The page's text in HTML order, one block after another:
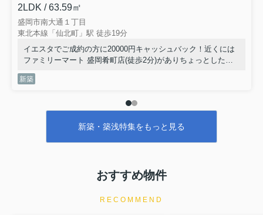
2LDK / 63.59㎡
盛岡市南大通１丁目
東北本線「仙北町」駅 徒歩19分
イエスタでご成約の方に20000円キャッシュバック！近くには
ファミリーマート 盛岡肴町店(徒歩2分)がありちょっとした買
い物に便利です♪今なら駐車場に空きあり、お車をお持ちの方
に♪気になるイチオシ物件情報：「(仮称)D-ROOM南大通1丁目
ださい♪当社へのお問合せは019-681-1717までよろしくお願い
新築
新築・築浅特集をもっと見る
おすすめ物件
RECOMMEND